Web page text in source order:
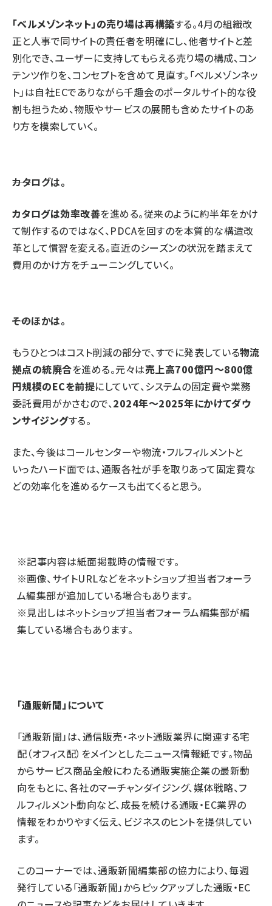
「ベルメゾンネット」の売り場は再構築する。4月の組織改
正と人事で同サイトの責任者を明確にし、他者サイトと差
別化でき、ユーザーに支持してもらえる売り場の構成、コン
テンツ作りを、コンセプトを含めて見直す。「ベルメゾンネッ
ト」は自社ECでありながら千趣会のポータルサイト的な役
割も担うため、物販やサービスの展開も含めたサイトのあ
り方を模索していく。
――カタログは。
カタログは効率改善を進める。従来のように約半年をかけ
て制作するのではなく、PDCAを回すのを本質的な構造改
革として慣習を変える。直近のシーズンの状況を踏まえて
費用のかけ方をチューニングしていく。
――そのほかは。
もうひとつはコスト削減の部分で、すでに発表している物流
拠点の統廃合を進める。元々は売上高700億円～800億
円規模のECを前提にしていて、システムの固定費や業務
委託費用がかさむので、2024年～2025年にかけてダウ
ンサイジングする。
また、今後はコールセンターや物流・フルフィルメントと
いったハード面では、通販各社が手を取りあって固定費な
どの効率化を進めるケースも出てくると思う。
※記事内容は紙面掲載時の情報です。
※画像、サイトURLなどをネットショップ担当者フォーラ
ム編集部が追加している場合もあります。
※見出しはネットショップ担当者フォーラム編集部が編
集している場合もあります。
「通販新聞」について
「通販新聞」は、通信販売・ネット通販業界に関連する宅
配（オフィス配）をメインとしたニュース情報紙です。物品
からサービス商品全般にわたる通販実施企業の最新動
向をもとに、各社のマーチャンダイジング、媒体戦略、フ
ルフィルメント動向など、成長を続ける通販・EC業界の
情報をわかりやすく伝え、ビジネスのヒントを提供してい
ます。
このコーナーでは、通販新聞編集部の協力により、毎週
発行している「通販新聞」からピックアップした通販・EC